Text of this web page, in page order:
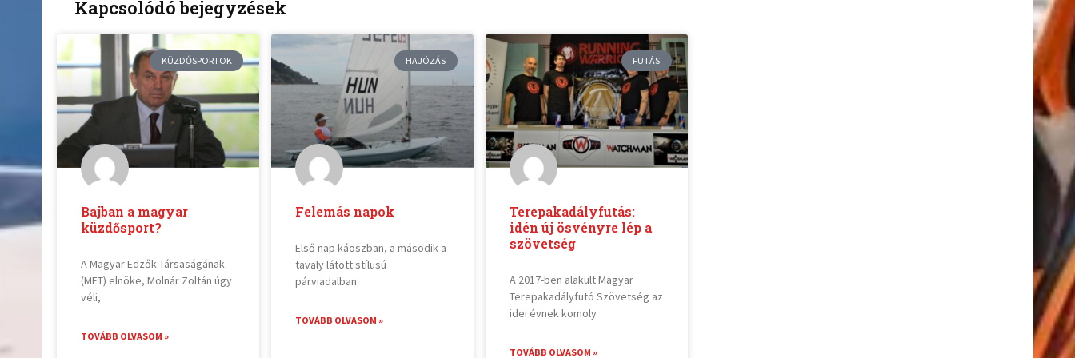
Kapcsolódó bejegyzések
KÜZDŐSPORTOK
Bajban a magyar
küzdősport?
A Magyar Edzők Társaságának
(MET) elnöke, Molnár Zoltán úgy
véli,
TOVÁBB OLVASOM »
HAJÓZÁS
Felemás napok
Első nap káoszban, a második a
tavaly látott stílusú
párviadalban
TOVÁBB OLVASOM »
FUTÁS
Terepakadályfutás:
idén új ösvényre lép a
szövetség
A 2017-ben alakult Magyar
Terepakadályfutó Szövetség az
idei évnek komoly
TOVÁBB OLVASOM »